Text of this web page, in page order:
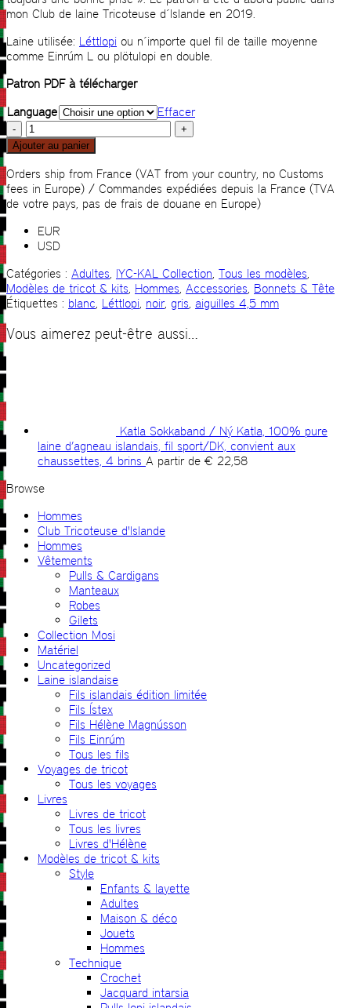
mon Club de laine Tricoteuse d´Islande en 2019.
Laine utilisée: Léttlopi ou n´importe quel fil de taille moyenne
comme Einrúm L ou plötulopi en double.
Patron PDF à télécharger
Language
Effacer
quantité
de
Veiðistafur
Ajouter au panier
Orders ship from France (VAT from your country, no Customs
fees in Europe) / Commandes expédiées depuis la France (TVA
de votre pays, pas de frais de douane en Europe)
EUR
USD
Catégories : Adultes, IYC-KAL Collection, Tous les modèles,
Modèles de tricot & kits, Hommes, Accessories, Bonnets & Tête
Étiquettes : blanc, Léttlopi, noir, gris, aiguilles 4,5 mm
Vous aimerez peut-être aussi…
Katla Sokkaband / Ný Katla, 100% pure
laine d’agneau islandais, fil sport/DK, convient aux
chaussettes, 4 brins A partir de € 22,58
Browse
Hommes
Club Tricoteuse d'Islande
Hommes
Vêtements
Pulls & Cardigans
Manteaux
Robes
Gilets
Collection Mosi
Matériel
Uncategorized
Laine islandaise
Fils islandais édition limitée
Fils Ístex
Fils Hélène Magnússon
Fils Einrúm
Tous les fils
Voyages de tricot
Tous les voyages
Livres
Livres de tricot
Tous les livres
Livres d'Hélène
Modèles de tricot & kits
Style
Enfants & layette
Adultes
Maison & déco
Jouets
Hommes
Technique
Crochet
Jacquard intarsia